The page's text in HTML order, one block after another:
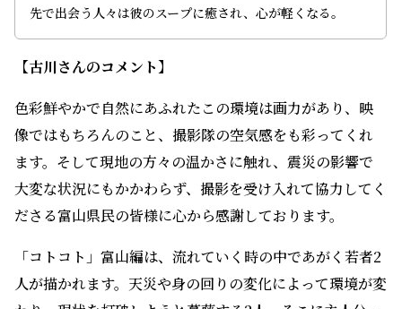
商品を探している。地方で見つけた魅力的な食材でスープを
作るのが趣味。宏人のスープには不思議な温かさがあり、旅
先で出会う人々は彼のスープに癒され、心が軽くなる。
【古川さんのコメント】
色彩鮮やかで自然にあふれたこの環境は画力があり、映